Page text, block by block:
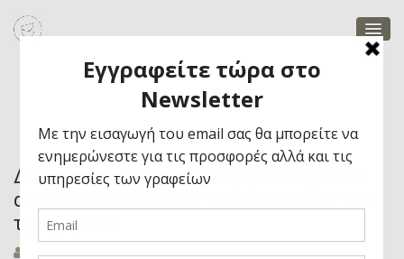
Blog
Διατροφικά Tips για να ξεγλυστρίσετε
από τις διατροφικές παρασπονδίες του
τριημέρου!
Marietta 31 Οκτωβρίου, 2016 Recipes & Tips